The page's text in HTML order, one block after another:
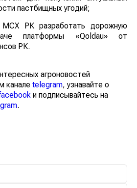
пастбищных угодий;
РК разработать дорожную
платформы «Qoldau» от
РК.
агроновостей
канале telegram, узнавайте о
и подписывайтесь на
.